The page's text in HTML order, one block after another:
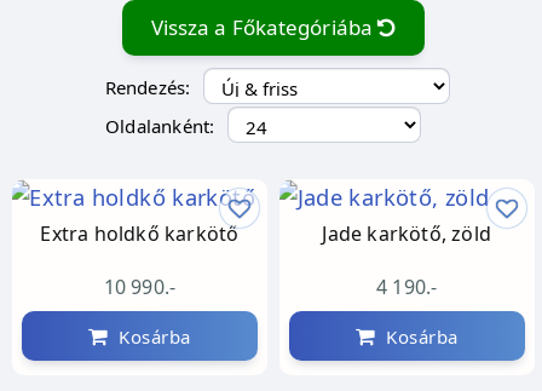
Vissza a Főkategóriába
Rendezés:
Oldalanként:
Extra holdkő karkötő
10 990.-
Kosárba
Jade karkötő, zöld
4 190.-
Kosárba